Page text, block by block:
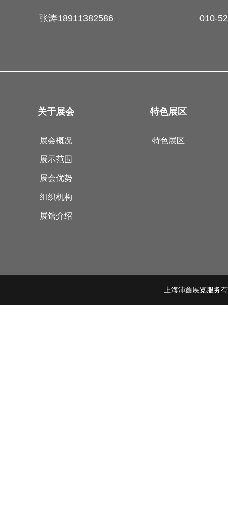
张涛18911382586 010-
关于展会
展会概况
展示范围
展会优势
组织机构
展馆介绍
特色展区
特色展区
上海沛鑫展览服